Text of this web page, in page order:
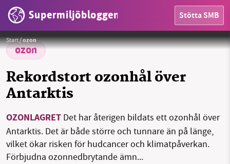
Supermiljöbloggen Stötta SMB
OMRÅDEN
MILJÖFAKTA
OM OSS
Start/ozon
ozon
Rekordstort ozonhål över
Antarktis
OZONLAGRET Det har återigen bildats ett ozonhål över
Antarktis. Det är både större och tunnare än på länge,
vilket ökar risken för hudcancer och klimatpåverkan.
Förbjudna ozonnedbrytande ämn...
Foto:Pixabay